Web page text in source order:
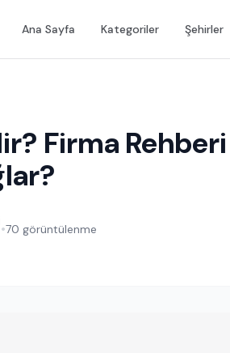
Ana Sayfa Kategoriler Şehirler
Firma
•70 görüntülenme